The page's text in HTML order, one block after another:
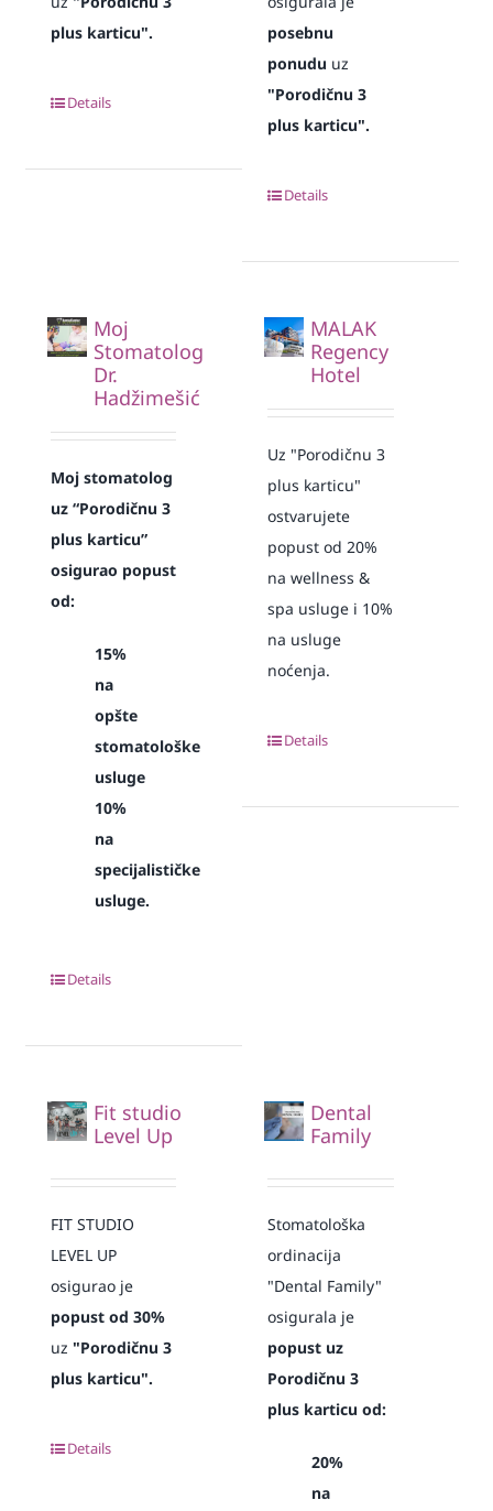
plus karticu".
Details
posebnu
ponudu uz
"Porodičnu 3
plus karticu".
Details
Moj
Stomatolog
Dr.
Hadžimešić
Moj stomatolog
uz “Porodičnu 3
plus karticu”
osigurao popust
od:
15%
na
opšte
stomatološke
usluge
10%
na
specijalističke
usluge.
Details
MALAK
Regency
Hotel
Uz "Porodičnu 3
plus karticu"
ostvarujete
popust od 20%
na wellness &
spa usluge i 10%
na usluge
noćenja.
Details
Fit studio
Level Up
FIT STUDIO
LEVEL UP
osigurao je
popust od 30%
uz "Porodičnu 3
plus karticu".
Details
Dental
Family
Stomatološka
ordinacija
"Dental Family"
osigurala je
popust uz
Porodičnu 3
plus karticu od:
20%
na